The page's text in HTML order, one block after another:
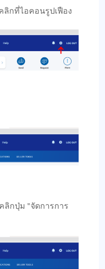
ลิกที่ไอคอนรูปเฟือง
กปุ่ม "จัดการการ